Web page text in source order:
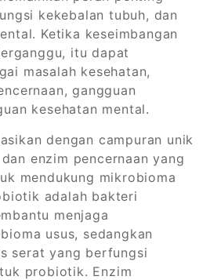
kekebalan tubuh, dan
Ketika keseimbangan
itu dapat
masalah kesehatan,
gangguan
kesehatan mental.
dengan campuran unik
enzim pencernaan yang
mendukung mikrobioma
adalah bakteri
menjaga
usus, sedangkan
serat yang berfungsi
probiotik. Enzim